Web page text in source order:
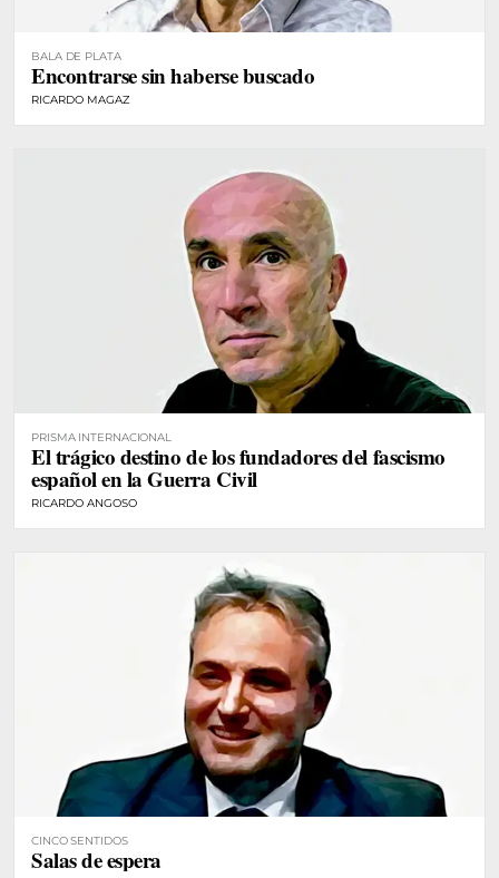
BALA DE PLATA
Encontrarse sin haberse buscado
RICARDO MAGAZ
PRISMA INTERNACIONAL
El trágico destino de los fundadores del fascismo
español en la Guerra Civil
RICARDO ANGOSO
CINCO SENTIDOS
Salas de espera